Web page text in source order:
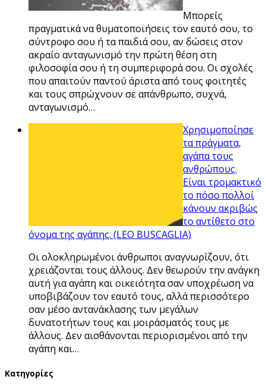
Μπορείς
πραγματικά να θυματοποιήσεις τον εαυτό σου, το
σύντροφο σου ή τα παιδιά σου, αν δώσεις στον
ακραίο ανταγωνισμό την πρώτη θέση στη
φιλοσοφία σου ή τη συμπεριφορά σου. Οι σχολές
που απαιτούν παντού άριστα από τους φοιτητές
και τους σπρώχνουν σε απάνθρωπο, συχνά,
ανταγωνισμό…
Χρησιμοποίησε
τα πράγματα,
αγάπα τους
ανθρώπους.
Είναι τρομακτικό
το πόσο πολλοί
κάνουν ακριβώς
το αντίθετο στο
όνομα της αγάπης. (LEO BUSCAGLIA)
Οι ολοκληρωμένοι άνθρωποι αναγνωρίζουν, ότι
χρειάζονται τους άλλους. Δεν θεωρούν την ανάγκη
αυτή για αγάπη και οικειότητα σαν υποχρέωση να
υποβιβάζουν τον εαυτό τους, αλλά περισσότερο
σαν μέσο αντανάκλασης των μεγάλων
δυνατοτήτων τους και μοιράσματός τους με
άλλους. Δεν αισθάνονται περιορισμένοι από την
αγάπη και…
Kατηγορίες